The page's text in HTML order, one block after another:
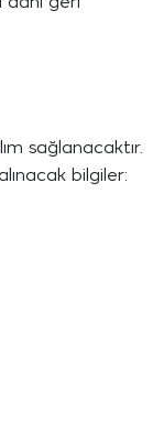
sağlanacaktır.
bilgiler: